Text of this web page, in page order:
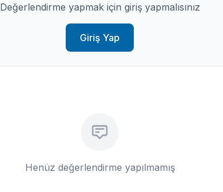
Değerlendirme yapmak için giriş yapmalısınız
Giriş Yap
Henüz değerlendirme yapılmamış